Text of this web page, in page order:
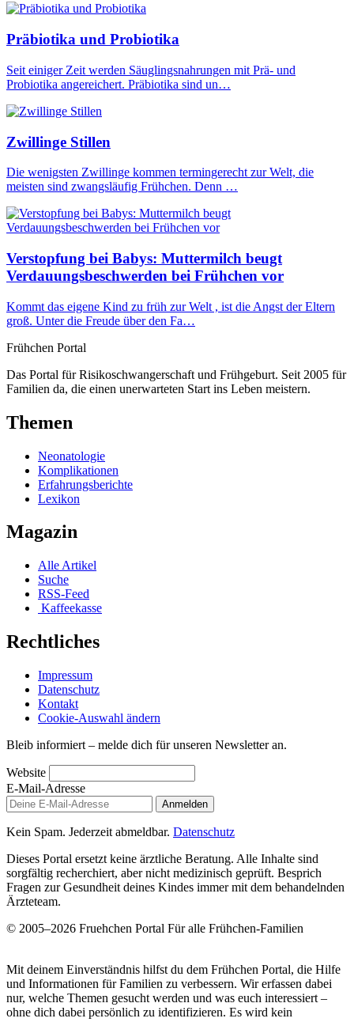
Präbiotika und Probiotika
Seit einiger Zeit werden Säuglingsnahrungen mit Prä- und
Probiotika angereichert. Präbiotika sind un…
Zwillinge Stillen
Die wenigsten Zwillinge kommen termingerecht zur Welt, die
meisten sind zwangsläufig Frühchen. Denn …
Verstopfung bei Babys: Muttermilch beugt
Verdauungsbeschwerden bei Frühchen vor
Kommt das eigene Kind zu früh zur Welt , ist die Angst der Eltern
groß. Unter die Freude über den Fa…
Frühchen Portal
Das Portal für Risikoschwangerschaft und Frühgeburt. Seit 2005 für
Familien da, die einen unerwarteten Start ins Leben meistern.
Themen
Neonatologie
Komplikationen
Erfahrungsberichte
Lexikon
Magazin
Alle Artikel
Suche
RSS-Feed
Kaffeekasse
Rechtliches
Impressum
Datenschutz
Kontakt
Cookie-Auswahl ändern
Bleib informiert – melde dich für unseren Newsletter an.
Website
E-Mail-Adresse
Anmelden
Kein Spam. Jederzeit abmeldbar. Datenschutz
Dieses Portal ersetzt keine ärztliche Beratung. Alle Inhalte sind
sorgfältig recherchiert, aber nicht medizinisch geprüft. Besprich
Fragen zur Gesundheit deines Kindes immer mit dem behandelnden
Ärzteteam.
© 2005–2026 Fruehchen Portal Für alle Frühchen-Familien
Mit deinem Einverständnis hilfst du dem Frühchen Portal, die Hilfe
und Informationen für Familien zu verbessern. Wir erfassen dabei
nur, welche Themen gesucht werden und was euch interessiert –
ohne dich dabei persönlich zu identifizieren. Es wird kein